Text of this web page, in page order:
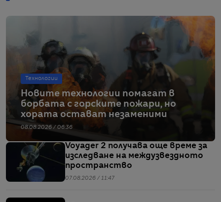
Технологии
Новите технологии помагат в
борбата с горските пожари, но
хората остават незаменими
08.08.2026 / 06:36
Voyager 2 получава още време за
изследване на междузвездното
пространство
07.08.2026 / 11:47